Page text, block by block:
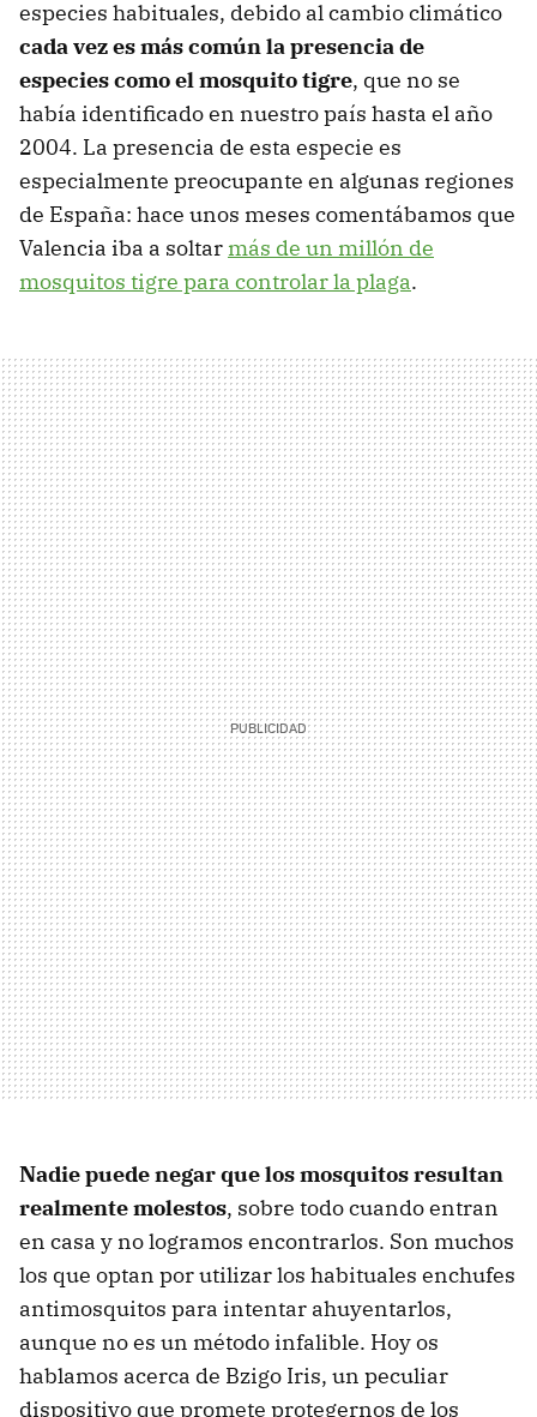
especies habituales, debido al cambio climático
cada vez es más común la presencia de
especies como el mosquito tigre, que no se
había identificado en nuestro país hasta el año
2004. La presencia de esta especie es
especialmente preocupante en algunas regiones
de España: hace unos meses comentábamos que
Valencia iba a soltar más de un millón de
mosquitos tigre para controlar la plaga.
Nadie puede negar que los mosquitos resultan
realmente molestos, sobre todo cuando entran
en casa y no logramos encontrarlos. Son muchos
los que optan por utilizar los habituales enchufes
antimosquitos para intentar ahuyentarlos,
aunque no es un método infalible. Hoy os
hablamos acerca de Bzigo Iris, un peculiar
dispositivo que promete protegernos de los